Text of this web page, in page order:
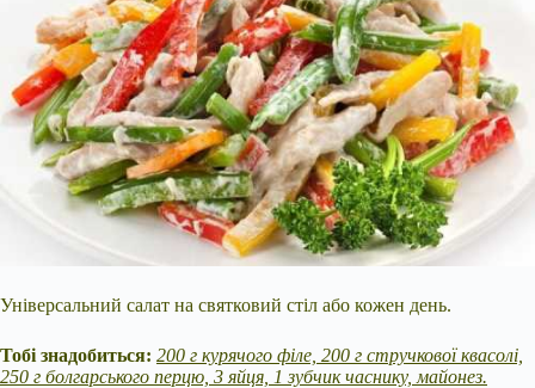
Універсальний салат на святковий стіл або кожен день.
Тобі знадобиться: 200 г курячого філе, 200 г стручкової квасолі,
250 г болгарського перцю, 3 яйця, 1 зубчик часнику, майонез.